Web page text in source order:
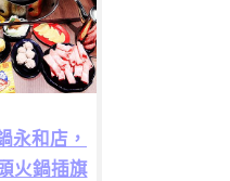
永和店，
火鍋插旗